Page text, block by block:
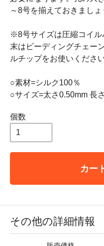
～8号を揃えておきましょ
※8号サイズは圧縮コイ
末はビーディングチェー
ルチップをお使いください
○素材=シルク100％
○サイズ=太さ0.50mm 長
個数
カー
その他の詳細情報